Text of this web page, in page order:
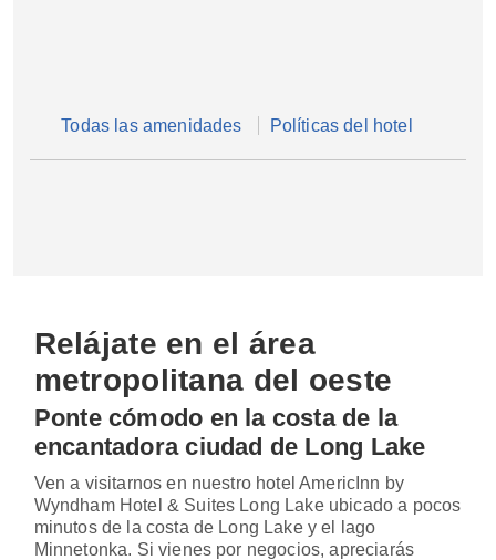
Todas las amenidades Políticas del hotel
Relájate en el área
metropolitana del oeste
Ponte cómodo en la costa de la
encantadora ciudad de Long Lake
Ven a visitarnos en nuestro hotel AmericInn by
Wyndham Hotel & Suites Long Lake ubicado a pocos
minutos de la costa de Long Lake y el lago
Minnetonka. Si vienes por negocios, apreciarás